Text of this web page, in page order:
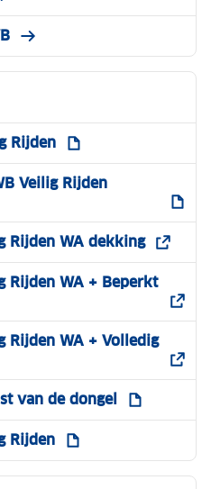
Rijden
Veilig Rijden
Rijden WA dekking
Rijden WA + Beperkt
Rijden WA + Volledig
van de dongel
Rijden